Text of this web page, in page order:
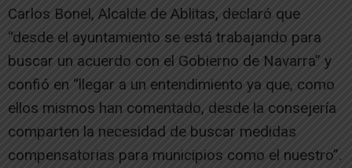
Carlos Bonel, Alcalde de Ablitas, declaró que
“desde el ayuntamiento se está trabajando para
buscar un acuerdo con el Gobierno de Navarra” y
confió en “llegar a un entendimiento ya que, como
ellos mismos han comentado, desde la consejería
comparten la necesidad de buscar medidas
compensatorias para municipios como el nuestro”.